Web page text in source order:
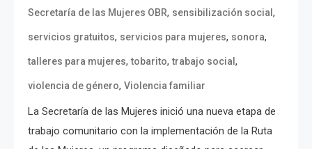
Secretaría de las Mujeres OBR, sensibilización social ,
servicios gratuitos, servicios para mujeres, sonora,
talleres para mujeres,tobarito,trabajo social ,
violencia de género, Violencia familiar
La Secretaría de las Mujeres inició una nueva etapa de
trabajo comunitario con la implementación de la Ruta